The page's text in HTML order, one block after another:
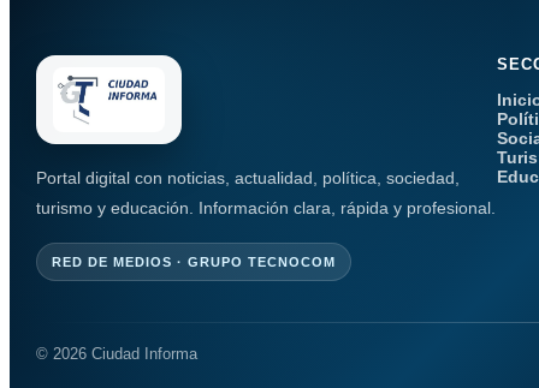
Portal digital con noticias, actualidad, política, sociedad,
turismo y educación. Información clara, rápida y profesional.
RED DE MEDIOS · GRUPO TECNOCOM
© 2026 Ciudad Informa